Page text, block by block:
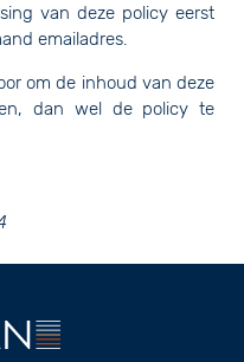
van deze policy eerst
emailadres.
om de inhoud van deze
dan wel de policy te